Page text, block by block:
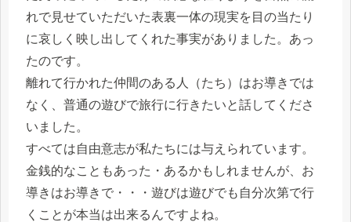
れで見せていただいた表裏一体の現実を目の当たり
に哀しく映し出してくれた事実がありました。あっ
たのです。
離れて行かれた仲間のある人（たち）はお導きでは
なく、普通の遊びで旅行に行きたいと話してくださ
いました。
すべては自由意志が私たちには与えられています。
金銭的なこともあった・あるかもしれませんが、お
導きはお導きで・・・遊びは遊びでも自分次第で行
くことが本当は出来るんですよね。